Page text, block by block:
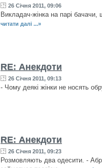
26 Січня 2011, 09:06
Викладач-жінка на парі
читати далі ...»
RE: Анекдоти
26 Січня 2011, 09:13
- Чому деякі жінки не носять
RE: Анекдоти
26 Січня 2011, 09:23
Розмовляють два одесити. -